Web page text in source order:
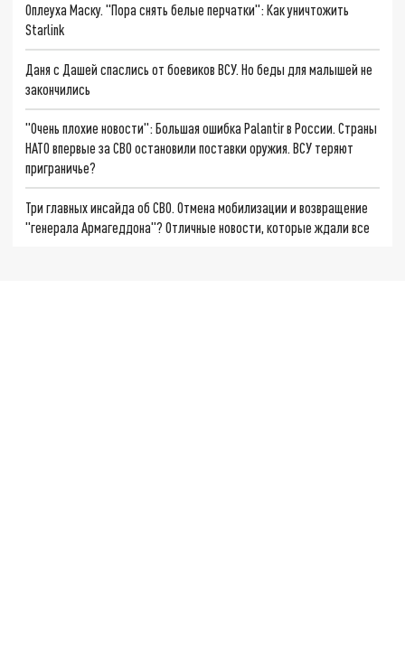
Оплеуха Маску. "Пора снять белые перчатки": Как уничтожить
Starlink
Даня с Дашей спаслись от боевиков ВСУ. Но беды для малышей не
закончились
"Очень плохие новости": Большая ошибка Palantir в России. Страны
НАТО впервые за СВО остановили поставки оружия. ВСУ теряют
приграничье?
Три главных инсайда об СВО. Отмена мобилизации и возвращение
"генерала Армагеддона"? Отличные новости, которые ждали все